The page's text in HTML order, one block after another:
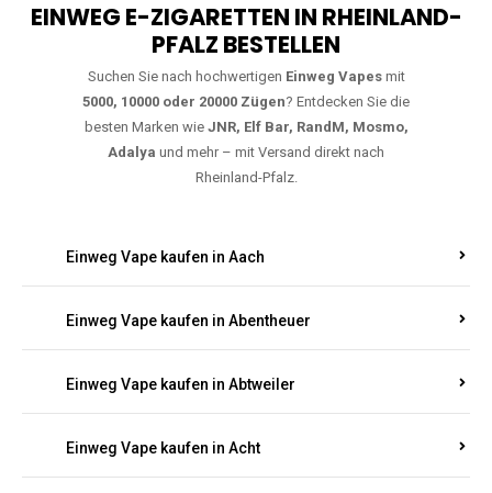
EINWEG E-ZIGARETTEN IN RHEINLAND-
PFALZ BESTELLEN
Suchen Sie nach hochwertigen Einweg Vapesmit
5000, 10000 oder 20000 Zügen? Entdecken Sie die
besten Marken wie JNR, Elf Bar, RandM, Mosmo,
Adalya und mehr – mit Versand direkt nach
Rheinland-Pfalz.
Einweg Vape kaufen in Aach
Einweg Vape kaufen in Abentheuer
Einweg Vape kaufen in Abtweiler
Einweg Vape kaufen in Acht